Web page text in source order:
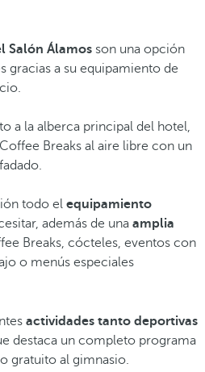
Salón Álamos son una opción
gracias a su equipamiento de
a la alberca principal del hotel,
Breaks al aire libre con un
todo el equipamiento
además de una amplia
Breaks, cócteles, eventos con
o menús especiales
actividades tanto deportivas
destaca un completo programa
gratuito al gimnasio.